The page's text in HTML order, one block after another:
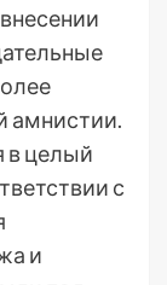
амнистии.
в целый
с
и